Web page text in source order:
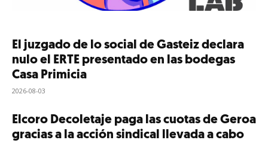
El juzgado de lo social de Gasteiz declara
nulo el ERTE presentado en las bodegas
Casa Primicia
2026-08-03
Elcoro Decoletaje paga las cuotas de Geroa
gracias a la acción sindical llevada a cabo